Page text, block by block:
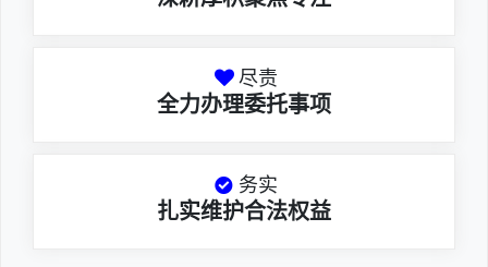
尽责
全力办理委托事项
务实
扎实维护合法权益